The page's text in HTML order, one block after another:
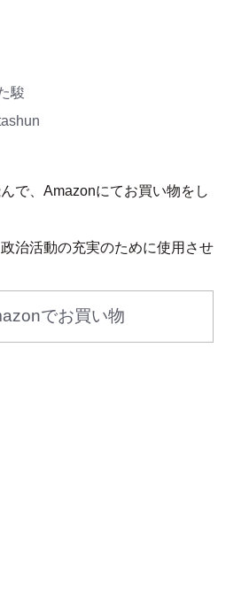
駿
で、Amazonにてお買い物をし
治活動の充実のために使用させ
でお買い物